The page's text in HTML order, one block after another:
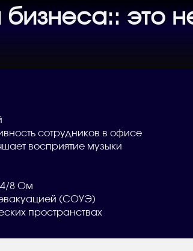
это
сотрудников в офисе
восприятие музыки
4/8 Ом
(СОУЭ)
пространствах